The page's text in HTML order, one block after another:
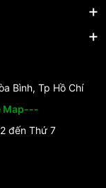
Bình, Tp Hồ Chí
Map---
đến Thứ 7